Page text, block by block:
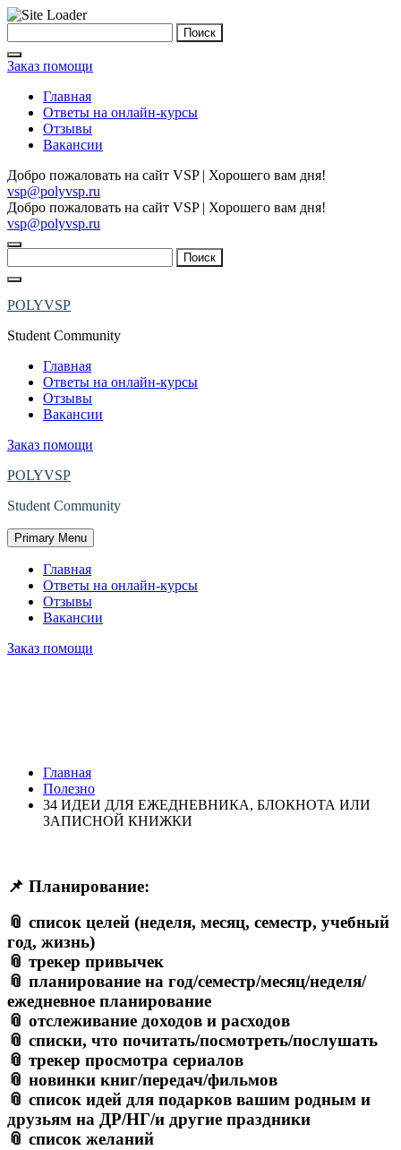
to
content
Заказ помощи
Главная
Ответы на онлайн-курсы
Отзывы
Вакансии
Добро пожаловать на сайт VSP | Хорошего вам дня!
vsp@polyvsp.ru
Добро пожаловать на сайт VSP | Хорошего вам дня!
vsp@polyvsp.ru
POLYVSP
Student Community
Главная
Ответы на онлайн-курсы
Отзывы
Вакансии
Заказ помощи
POLYVSP
Student Community
Primary Menu
Главная
Ответы на онлайн-курсы
Отзывы
Вакансии
Заказ помощи
Главная
Полезно
34 ИДЕИ ДЛЯ ЕЖЕДНЕВНИКА, БЛОКНОТА ИЛИ
ЗАПИСНОЙ КНИЖКИ
📌 Планирование:
📎 список целей (неделя, месяц, семестр, учебный
год, жизнь)
📎 трекер привычек
📎 планирование на год/семестр/месяц/неделя/
ежедневное планирование
📎 отслеживание доходов и расходов
📎 списки, что почитать/посмотреть/послушать
📎 трекер просмотра сериалов
📎 новинки книг/передач/фильмов
📎 список идей для подарков вашим родным и
друзьям на ДР/НГ/и другие праздники
📎 список желаний